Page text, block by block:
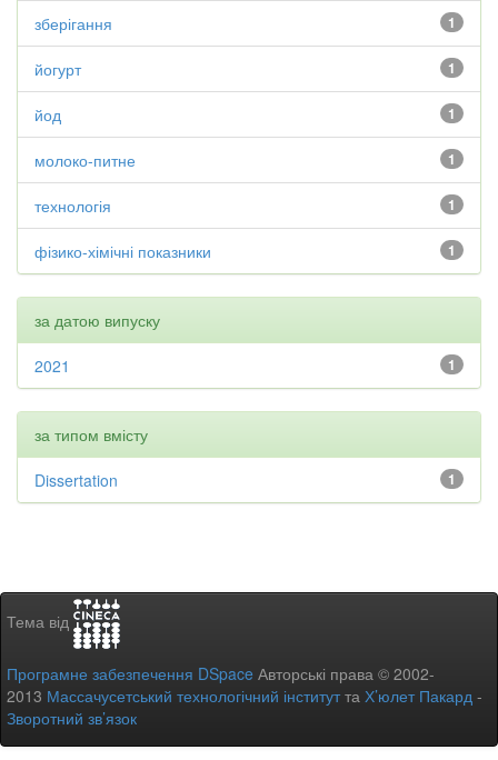
1
зберігання
1
йогурт
1
йод
1
молоко-питне
1
технологія
1
фізико-хімічні показники
за датою випуску
1
2021
за типом вмісту
1
Dissertation
Тема від
Програмне забезпечення DSpace Авторські права © 2002-
2013 Массачусетський технологічний інститутта Х’юлет Пакард -
Зворотний зв’язок